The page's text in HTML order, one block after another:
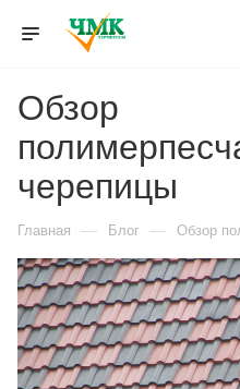
Обзор
черепицы
Главная — Блог — Обзор